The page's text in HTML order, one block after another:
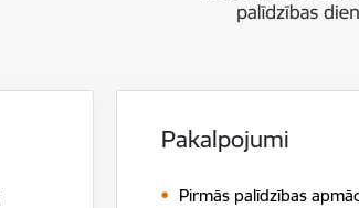
Pakalpojumi
Pirmās palīdzības